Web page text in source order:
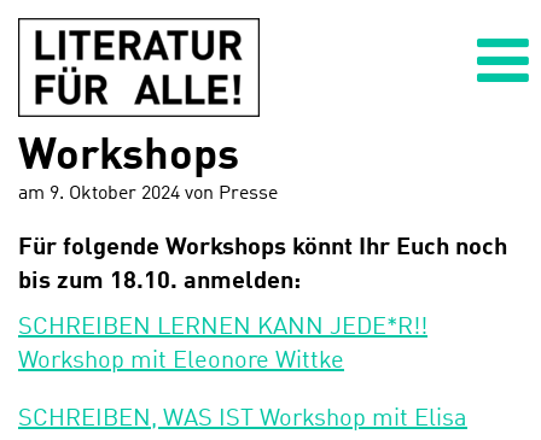
Zum
Inhalt
wechseln
Zum
Hauptmenü
springen
PROGRAMM
AUSSTELLUNG
Kooperationspartner*innen
BARRIEREFREIHEIT
Workshops
am 9. Oktober 2024 von Presse
Für folgende Workshops könnt Ihr Euch noch
bis zum 18.10. anmelden:
SCHREIBEN LERNEN KANN JEDE*R!!
Workshop mit Eleonore Wittke
SCHREIBEN, WAS IST Workshop mit Elisa